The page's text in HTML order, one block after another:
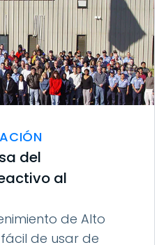
del
al
de Alto
de usar de